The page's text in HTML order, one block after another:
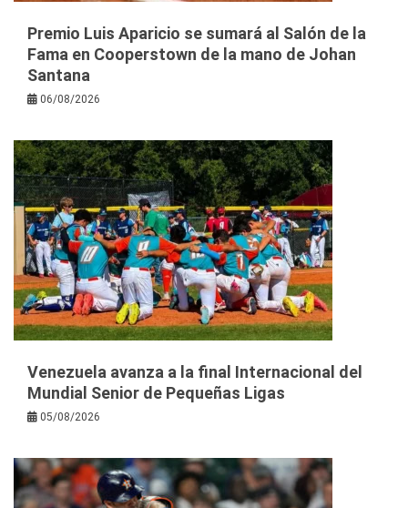
Premio Luis Aparicio se sumará al Salón de la
Fama en Cooperstown de la mano de Johan
Santana
06/08/2026
Venezuela avanza a la final Internacional del
Mundial Senior de Pequeñas Ligas
05/08/2026